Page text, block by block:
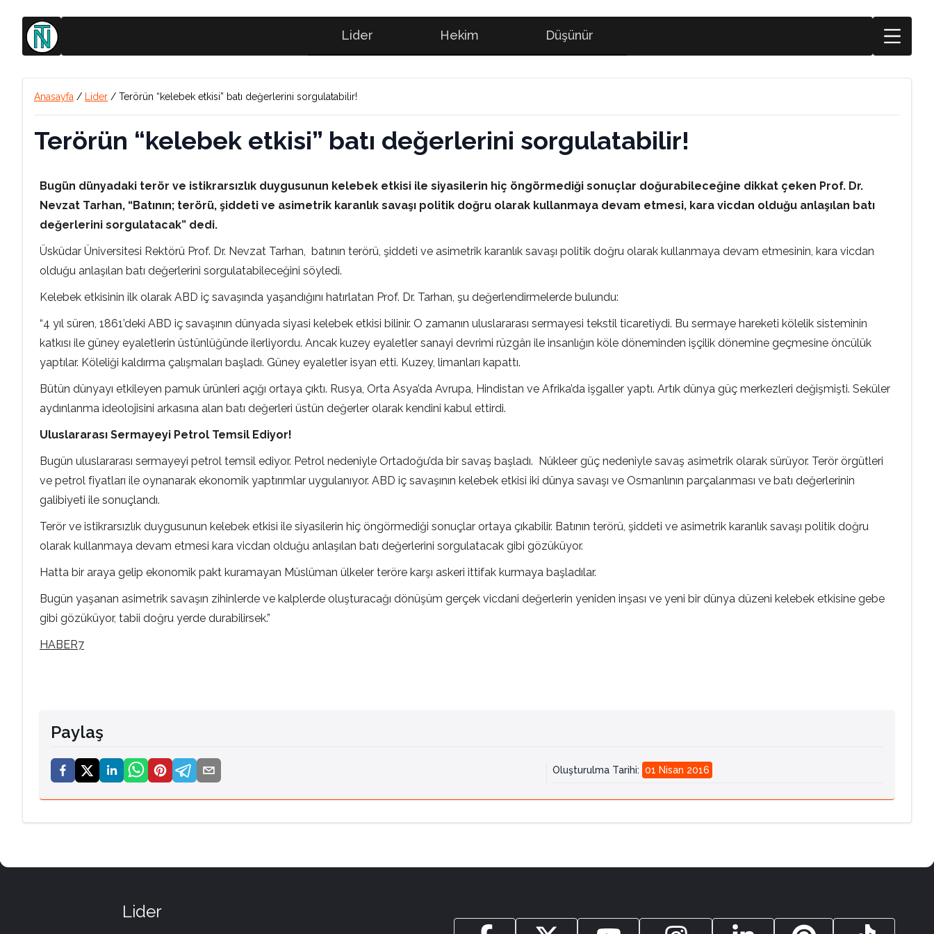
Lider Hekim Düşünür
Anasayfa / Lider / Terörün “kelebek etkisi” batı değerlerini sorgulatabilir!
Terörün “kelebek etkisi” batı değerlerini sorgulatabilir!
Bugün dünyadaki terör ve istikrarsızlık duygusunun kelebek etkisi ile siyasilerin hiç öngörmediği sonuçlar doğurabileceğine dikkat çeken Prof. Dr.
Nevzat Tarhan, “Batının; terörü, şiddeti ve asimetrik karanlık savaşı politik doğru olarak kullanmaya devam etmesi, kara vicdan olduğu anlaşılan batı
değerlerini sorgulatacak” dedi.
Üsküdar Üniversitesi Rektörü Prof. Dr. Nevzat Tarhan, batının terörü, şiddeti ve asimetrik karanlık savaşı politik doğru olarak kullanmaya devam etmesinin, kara vicdan
olduğu anlaşılan batı değerlerini sorgulatabileceğini söyledi.
Kelebek etkisinin ilk olarak ABD iç savaşında yaşandığını hatırlatan Prof. Dr. Tarhan, şu değerlendirmelerde bulundu:
“4 yıl süren, 1861’deki ABD iç savaşının dünyada siyasi kelebek etkisi bilinir. O zamanın uluslararası sermayesi tekstil ticaretiydi. Bu sermaye hareketi kölelik sisteminin
katkısı ile güney eyaletlerin üstünlüğünde ilerliyordu. Ancak kuzey eyaletler sanayi devrimi rüzgârı ile insanlığın köle döneminden işçilik dönemine geçmesine öncülük
yaptılar. Köleliği kaldırma çalışmaları başladı. Güney eyaletler isyan etti. Kuzey, limanları kapattı.
Bütün dünyayı etkileyen pamuk ürünleri açığı ortaya çıktı. Rusya, Orta Asya’da Avrupa, Hindistan ve Afrika’da işgaller yaptı. Artık dünya güç merkezleri değişmişti. Seküler
aydınlanma ideolojisini arkasına alan batı değerleri üstün değerler olarak kendini kabul ettirdi.
Uluslararası Sermayeyi Petrol Temsil Ediyor!
Bugün uluslararası sermayeyi petrol temsil ediyor. Petrol nedeniyle Ortadoğu’da bir savaş başladı. Nükleer güç nedeniyle savaş asimetrik olarak sürüyor. Terör örgütleri
ve petrol fiyatları ile oynanarak ekonomik yaptırımlar uygulanıyor. ABD iç savaşının kelebek etkisi iki dünya savaşı ve Osmanlının parçalanması ve batı değerlerinin
galibiyeti ile sonuçlandı.
Terör ve istikrarsızlık duygusunun kelebek etkisi ile siyasilerin hiç öngörmediği sonuçlar ortaya çıkabilir. Batının terörü, şiddeti ve asimetrik karanlık savaşı politik doğru
olarak kullanmaya devam etmesi kara vicdan olduğu anlaşılan batı değerlerini sorgulatacak gibi gözüküyor.
Hatta bir araya gelip ekonomik pakt kuramayan Müslüman ülkeler teröre karşı askeri ittifak kurmaya başladılar.
Bugün yaşanan asimetrik savaşın zihinlerde ve kalplerde oluşturacağı dönüşüm gerçek vicdani değerlerin yeniden inşası ve yeni bir dünya düzeni kelebek etkisine gebe
gibi gözüküyor, tabii doğru yerde durabilirsek.”
HABER7
Paylaş
Oluşturulma Tarihi: 01 Nisan 2016
Lider